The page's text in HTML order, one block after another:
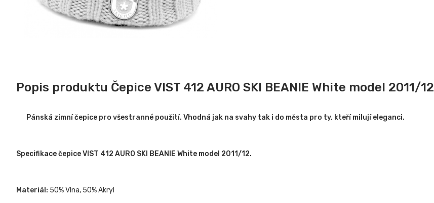
Popis produktu Čepice VIST 412 AURO SKI BEANIE White model 2011/12
Pánská zimní čepice pro všestranné použití. Vhodná jak na svahy tak i do města pro ty, kteří milují eleganci.
Specifikace čepice VIST 412 AURO SKI BEANIE White model 2011/12.
Materiál: 50% Vlna, 50% Akryl